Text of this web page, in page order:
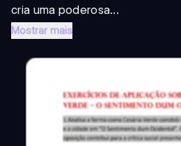
cria uma poderosa...
Mostrar mais